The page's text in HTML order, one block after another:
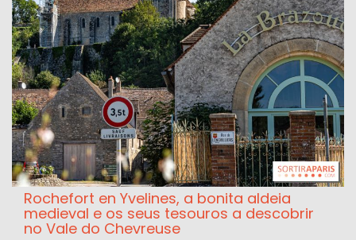
Rochefort en Yvelines, a bonita aldeia
medieval e os seus tesouros a descobrir
no Vale do Chevreuse